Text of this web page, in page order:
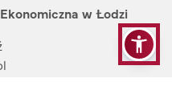
w Łodzi